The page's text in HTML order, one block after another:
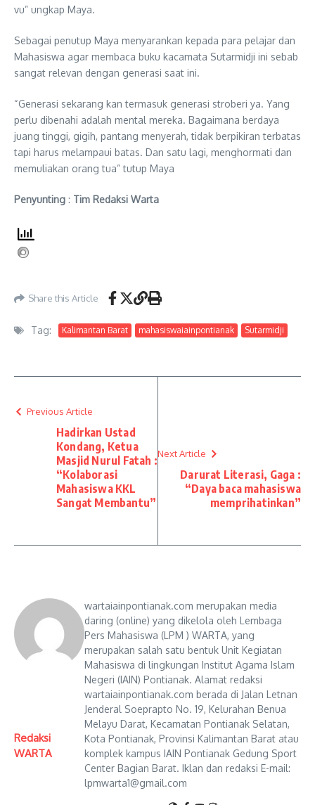
vu” ungkap Maya.
Sebagai penutup Maya menyarankan kepada para pelajar dan
Mahasiswa agar membaca buku kacamata Sutarmidji ini sebab
sangat relevan dengan generasi saat ini.
“Generasi sekarang kan termasuk generasi stroberi ya. Yang
perlu dibenahi adalah mental mereka. Bagaimana berdaya
juang tinggi, gigih, pantang menyerah, tidak berpikiran terbatas
tapi harus melampaui batas. Dan satu lagi, menghormati dan
memuliakan orang tua” tutup Maya
Penyunting : Tim Redaksi Warta
Share this Article
Tag: Kalimantan Barat mahasiswaiainpontianak Sutarmidji
Previous Article
Hadirkan Ustad
Kondang, Ketua
Masjid Nurul Fatah :
“Kolaborasi
Mahasiswa KKL
Sangat Membantu”
Next Article
Darurat Literasi, Gaga :
“Daya baca mahasiswa
memprihatinkan”
Redaksi
WARTA
wartaiainpontianak.com merupakan media
daring (online) yang dikelola oleh Lembaga
Pers Mahasiswa (LPM ) WARTA, yang
merupakan salah satu bentuk Unit Kegiatan
Mahasiswa di lingkungan Institut Agama Islam
Negeri (IAIN) Pontianak. Alamat redaksi
wartaiainpontianak.com berada di Jalan Letnan
Jenderal Soeprapto No. 19, Kelurahan Benua
Melayu Darat, Kecamatan Pontianak Selatan,
Kota Pontianak, Provinsi Kalimantan Barat atau
komplek kampus IAIN Pontianak Gedung Sport
Center Bagian Barat. Iklan dan redaksi E-mail:
lpmwarta1@gmail.com